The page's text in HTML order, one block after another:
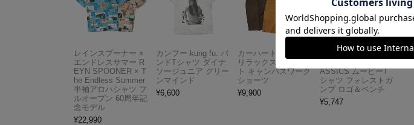
レインスプーナー ×
エンドレスサマー R
EYN SPOONER × T
he Endless Summer
半袖アロハシャツ フ
ルオープン 60周年記
念モデル
¥22,990
カンフー kung fu. バ
ンドTシャツ ダイナ
ソージュニア グリー
ンマインド
¥6,600
カーハート Carhartt
リラックスドフィッ
ト キャンバスワーク
ショーツ
¥9,900
アメリカンクラシッ
ASSICS ムービーT
シャツ フォレストガ
ンプ ロゴ＆ベンチ
¥5,747